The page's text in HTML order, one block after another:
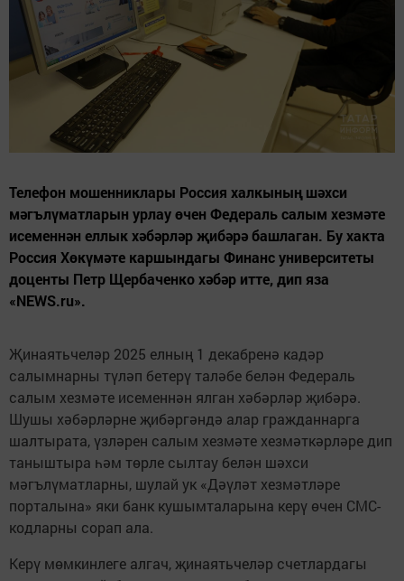
Телефон мошенниклары Россия халкының шәхси
мәгълүматларын урлау өчен Федераль салым хезмәте
исеменнән еллык хәбәрләр җибәрә башлаган. Бу хакта
Россия Хөкүмәте каршындагы Финанс университеты
доценты Петр Щербаченко хәбәр итте, дип яза
«NEWS.ru».
Җинаятьчеләр 2025 елның 1 декабренә кадәр
салымнарны түләп бетерү таләбе белән Федераль
салым хезмәте исеменнән ялган хәбәрләр җибәрә.
Шушы хәбәрләрне җибәргәндә алар гражданнарга
шалтырата, үзләрен салым хезмәте хезмәткәрләре дип
таныштыра һәм төрле сылтау белән шәхси
мәгълүматларны, шулай ук «Дәүләт хезмәтләре
порталына» яки банк кушымталарына керү өчен СМС-
кодларны сорап ала.
Керү мөмкинлеге алгач, җинаятьчеләр счетлардагы